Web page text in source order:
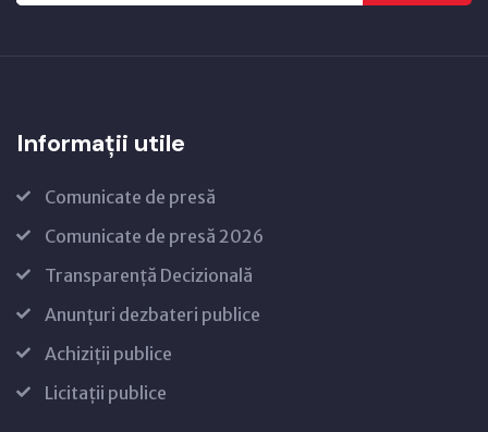
Informații utile
Comunicate de presă
Comunicate de presă 2026
Transparență Decizională
Anunțuri dezbateri publice
Achiziții publice
Licitații publice